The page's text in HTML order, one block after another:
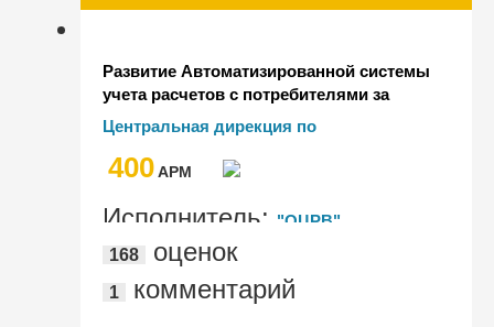
Развитие Автоматизированной системы
учета расчетов с потребителями за
жилищно-коммунальные услуги и
ведение претензионно-исковой работы
(АСУ ЖКХ)
Центральная дирекция по
"РЖД"
400AРМ
Исполнитель: "ОЦРВ"
168
оценок
1 комментарий